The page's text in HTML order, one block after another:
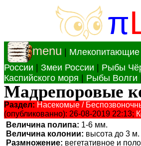
π
menu Млекопитающие
России
Змеи России Рыбы
Каспийского моря
Рыбы Волги
Мадрепоровые
Раздел: Насекомые /
(опубликованно): 26-08-2019 22:13;
Величина полипа: 1-6 мм.
Величина колонии: высота до 3 м.
Размножение: вегетативное и